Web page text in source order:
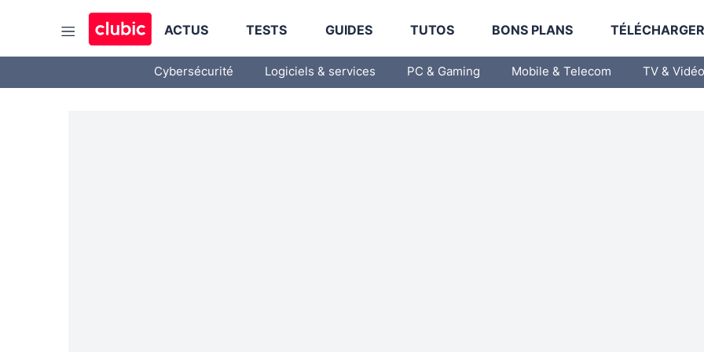
ACTUS TESTS GUIDES TUTOS BONS PLANS
Cybersécurité Logiciels & services PC & Gaming Mobile & Telecom TV & Vidéo